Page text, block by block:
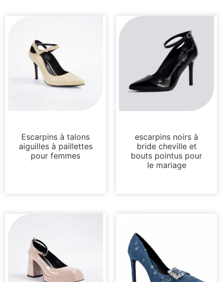
Escarpins à talons
aiguilles à paillettes
pour femmes
escarpins noirs à
bride cheville et
bouts pointus pour
le mariage